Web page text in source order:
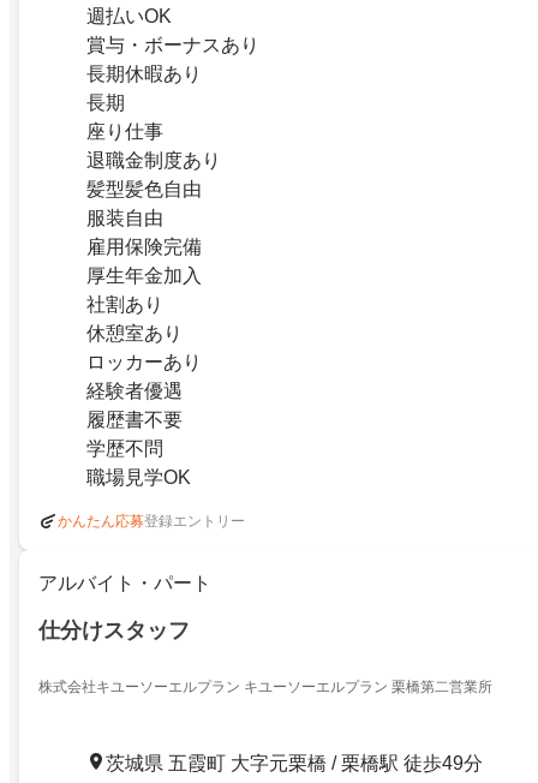
週払いOK
賞与・ボーナスあり
長期休暇あり
長期
座り仕事
退職金制度あり
髪型髪色自由
服装自由
雇用保険完備
厚生年金加入
社割あり
休憩室あり
ロッカーあり
経験者優遇
履歴書不要
学歴不問
職場見学OK
かんたん応募登録エントリー
アルバイト・パート
仕分けスタッフ
株式会社キユーソーエルプラン キユーソーエルプラン 栗橋第二営業所
茨城県 五霞町 大字元栗橋 / 栗橋駅 徒歩49分